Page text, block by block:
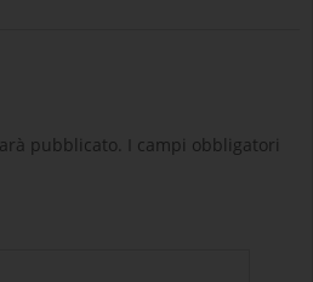
pubblicato.
I campi obbligatori